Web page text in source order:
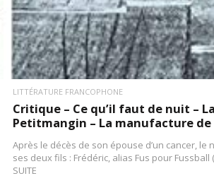
LITTÉRATURE FRANCOPHONE
Critique – Ce qu’il faut de nuit –
Petitmangin – La manufacture de
Après le décès de son épouse d’un cancer, le
ses deux fils : Frédéric, alias Fus pour
SUITE